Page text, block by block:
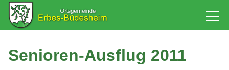
Rathaus
Senioren-Ausflug 2011